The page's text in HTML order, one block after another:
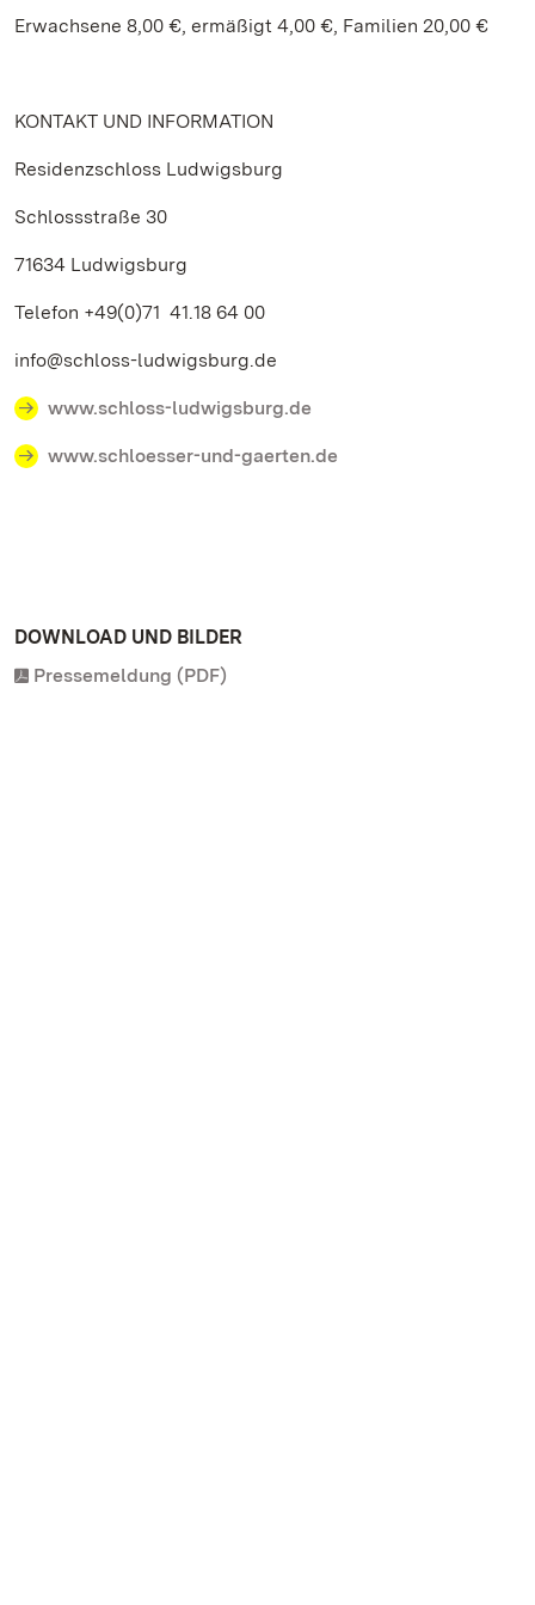
Erwachsene 8,00 €, ermäßigt 4,00 €, Familien 20,00 €
KONTAKT UND INFORMATION
Residenzschloss Ludwigsburg
Schlossstraße 30
71634 Ludwigsburg
Telefon +49(0)71 41.18 64 00
info@schloss-ludwigsburg.de
www.schloss-ludwigsburg.de
www.schloesser-und-gaerten.de
DOWNLOAD UND BILDER
Pressemeldung (PDF)